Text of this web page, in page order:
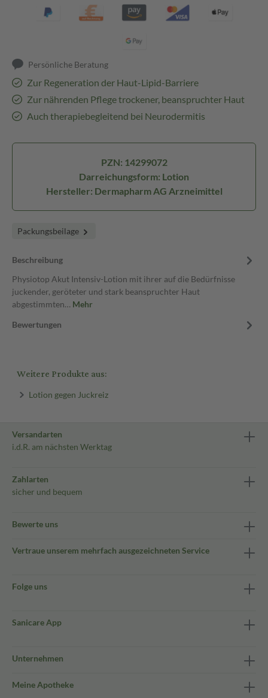
Persönliche Beratung
Zur Regeneration der Haut-Lipid-Barriere
Zur nährenden Pflege trockener, beanspruchter Haut
Auch therapiebegleitend bei Neurodermitis
PZN: 14299072
Darreichungsform: Lotion
Hersteller: Dermapharm AG Arzneimittel
Packungsbeilage
Beschreibung
Physiotop Akut Intensiv-Lotion mit ihrer auf die Bedürfnisse
juckender, geröteter und stark beanspruchter Haut
abgestimmten… Mehr
Bewertungen
Weitere Produkte aus:
Lotion gegen Juckreiz
Versandarten
i.d.R. am nächsten Werktag
Zahlarten
sicher und bequem
Bewerte uns
Vertraue unserem mehrfach ausgezeichneten Service
Folge uns
Sanicare App
Unternehmen
Meine Apotheke